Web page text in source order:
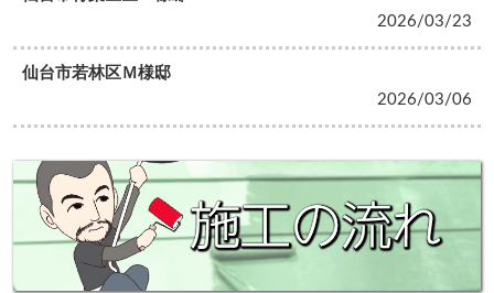
2026/03/23
仙台市若林区Ｍ様邸
2026/03/06